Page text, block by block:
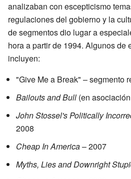
analizaban con escepticismo
regulaciones del gobierno y la
de segmentos dio lugar a
hora a partir de 1994. Algunos de
incluyen:
"Give Me a Break" – segmento
Bailouts and Bull (en
John Stossel's Politically
2008
Cheap In America– 2007
Myths, Lies and Downright